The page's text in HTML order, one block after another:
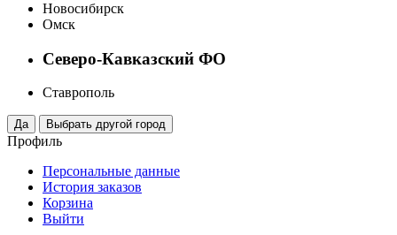
Новосибирск
Омск
Северо-Кавказский ФО
Ставрополь
Профиль
Персональные данные
История заказов
Корзина
Выйти